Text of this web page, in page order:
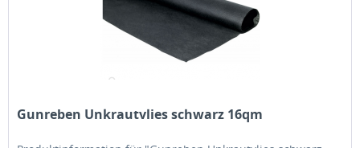
Gunreben Unkrautvlies schwarz 16qm